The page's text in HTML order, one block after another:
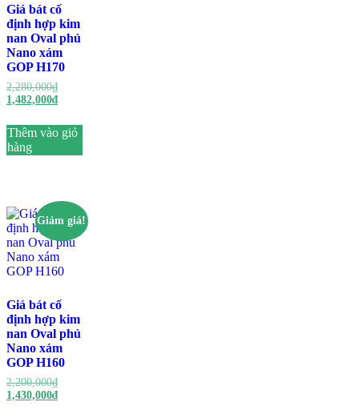
Giá bát cố
định hợp kim
nan Oval phủ
Nano xám
GOP H170
2,280,000₫Giá
gốc
2,280,000₫.
1,482,000₫Giá
tại
là:
Thêm vào giỏ
hàng
Giảm giá!
Giá bát cố
định hợp kim
nan Oval phủ
Nano xám
GOP H160
2,200,000₫Giá
gốc
1,430,000₫Giá